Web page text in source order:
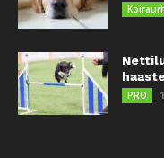
PRO